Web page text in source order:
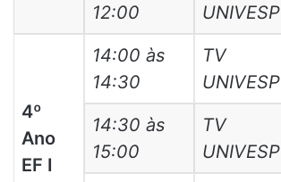
12:00
UNIVESP
4º
Ano
EF I
14:00 às
14:30
TV
UNIVESP
14:30 às
15:00
TV
UNIVESP